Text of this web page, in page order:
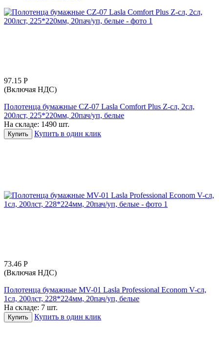
97.15 Р
(Включая НДС)
Полотенца бумажные CZ-07 Lasla Comfort Plus Z-сл, 2сл,
200лст, 225*220мм, 20пач/уп, белые
На складе: 1490 шт.
Купить Купить в один клик
73.46 Р
(Включая НДС)
Полотенца бумажные MV-01 Lasla Professional Econom V-сл,
1сл, 200лст, 228*224мм, 20пач/уп, белые
На складе: 7 шт.
Купить Купить в один клик